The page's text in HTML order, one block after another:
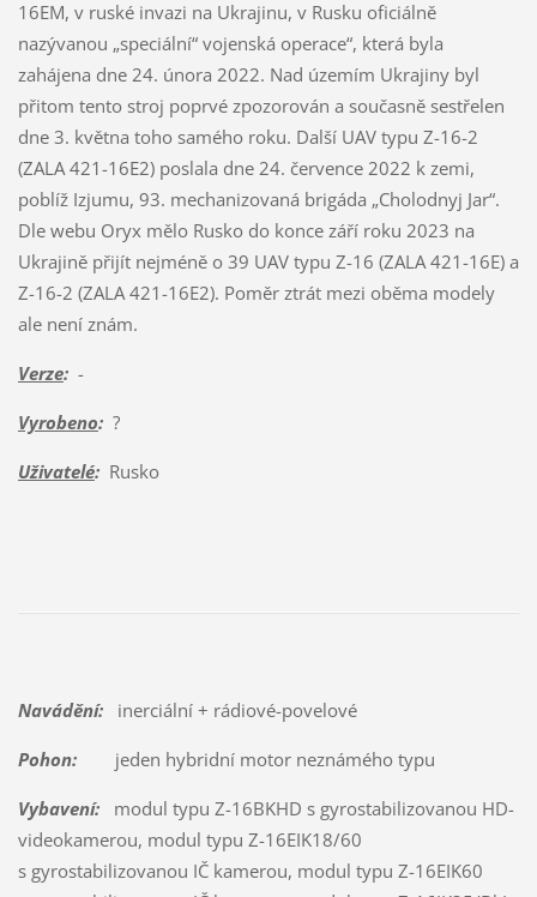
16EM, v ruské invazi na Ukrajinu, v Rusku oficiálně
nazývanou „speciální“ vojenská operace“, která byla
zahájena dne 24. února 2022. Nad územím Ukrajiny byl
přitom tento stroj poprvé zpozorován a současně sestřelen
dne 3. května toho samého roku. Další UAV typu Z-16-2
(ZALA 421-16E2) poslala dne 24. července 2022 k zemi,
poblíž Izjumu, 93. mechanizovaná brigáda „Cholodnyj Jar“.
Dle webu Oryx mělo Rusko do konce září roku 2023 na
Ukrajině přijít nejméně o 39 UAV typu Z-16 (ZALA 421-16E) a
Z-16-2 (ZALA 421-16E2). Poměr ztrát mezi oběma modely
ale není znám.
Verze:-
Vyrobeno:?
Uživatelé:Rusko
Navádění:inerciální + rádiové-povelové
Pohon:jeden hybridní motor neznámého typu
Vybavení:modul typu Z-16BKHD s gyrostabilizovanou HD-
videokamerou, modul typu Z-16EIK18/60
s gyrostabilizovanou IČ kamerou, modul typu Z-16EIK60